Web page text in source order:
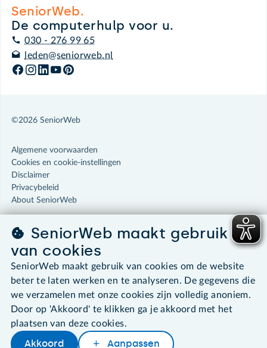
SeniorWeb.
De computerhulp voor u.
030 - 276 99 65
leden@seniorweb.nl
©2026 SeniorWeb
Algemene voorwaarden
Cookies en cookie-instellingen
Disclaimer
Privacybeleid
About SeniorWeb
SeniorWeb maakt gebruik
van cookies
SeniorWeb maakt gebruik van cookies om de website
beter te laten werken en te analyseren. De gegevens die
we verzamelen met onze cookies zijn volledig anoniem.
Door op 'Akkoord' te klikken ga je akkoord met het
plaatsen van deze cookies.
Akkoord Aanpassen